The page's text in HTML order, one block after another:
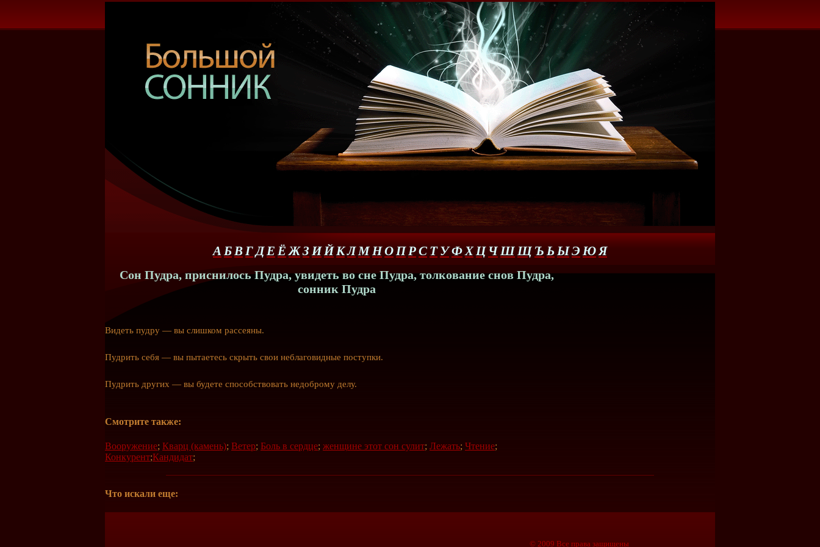
А БВГДЕ Ё ЖЗ ИЙКЛМНОПРС Т УФХЦ ЧШЩ Ъ ЬЫЭ ЮЯ
Сон Пудра, приснилось Пудра, увидеть во сне Пудра, толкование снов Пудра,
сонник Пудра
Видеть пудру — вы слишком рассеяны.
Пудрить себя — вы пытаетесь скрыть свои неблаговидные поступки.
Пудрить других — вы будете способствовать недоброму делу.
Смотрите также:
Вооружение; Кварц (камень); Ветер; Боль в сердце; женщине этот сон сулит; Лежать; Чтение;
Конкурент;Кандидат;
Что искали еще:
© 2009 Все права защищены